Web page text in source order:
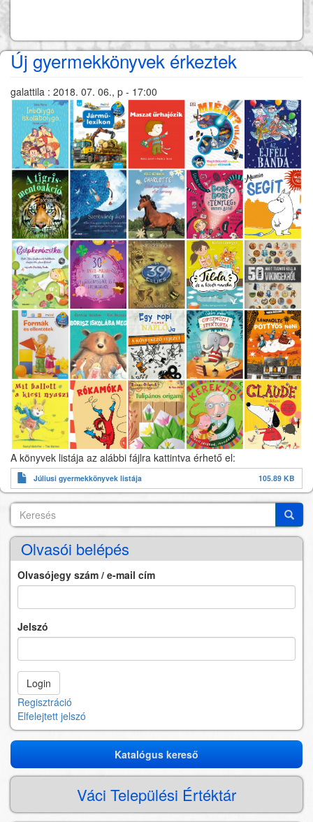
Új gyermekkönyvek érkeztek
galattila : 2018. 07. 06., p - 17:00
A könyvek listája az alábbi fájlra kattintva érhető el:
Júliusi gyermekkönyvek listája 105.89 KB
Search
Keresés
Olvasói belépés
Olvasójegy szám / e-mail cím
Jelszó
Regisztráció
Elfelejtett jelszó
Katalógus
kereső
Katalógus kereső
Váci Települési Értéktár